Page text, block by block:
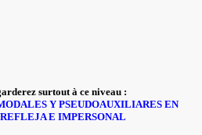
surtout à ce niveau :
Y PSEUDOAUXILIARES EN
E IMPERSONAL